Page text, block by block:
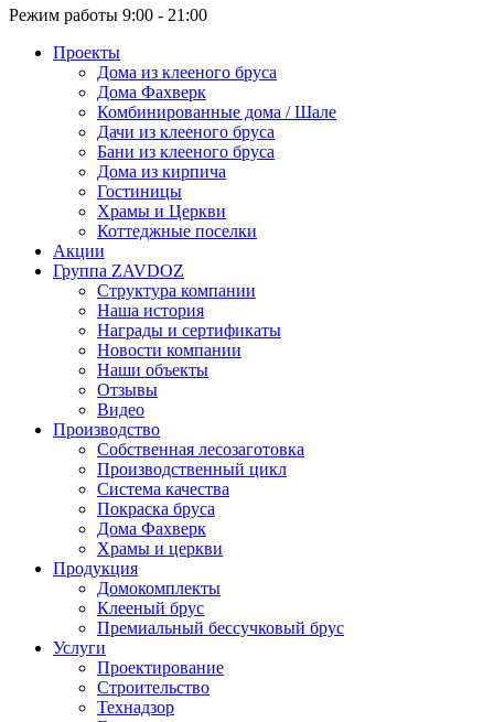
Режим работы 9:00 - 21:00
Проекты
Дома из клееного бруса
Дома Фахверк
Комбинированные дома / Шале
Дачи из клееного бруса
Бани из клееного бруса
Дома из кирпича
Гостиницы
Храмы и Церкви
Коттеджные поселки
Акции
Группа ZAVDOZ
Структура компании
Наша история
Награды и сертификаты
Новости компании
Наши объекты
Отзывы
Видео
Производство
Собственная лесозаготовка
Производственный цикл
Система качества
Покраска бруса
Дома Фахверк
Храмы и церкви
Продукция
Домокомплекты
Клееный брус
Премиальный бессучковый брус
Услуги
Проектирование
Строительство
Технадзор